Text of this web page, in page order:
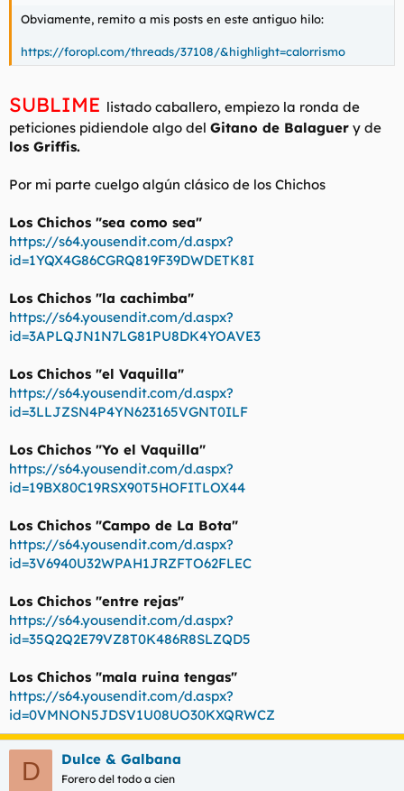
Obviamente, remito a mis posts en este antiguo hilo:
https://foropl.com/threads/37108/&highlight=calorrismo
SUBLIME listado caballero, empiezo la ronda de
peticiones pidiendole algo del Gitano de Balaguer y de
los Griffis.
Por mi parte cuelgo algún clásico de los Chichos
Los Chichos "sea como sea"
https://s64.yousendit.com/d.aspx?
id=1YQX4G86CGRQ819F39DWDETK8I
Los Chichos "la cachimba"
https://s64.yousendit.com/d.aspx?
id=3APLQJN1N7LG81PU8DK4YOAVE3
Los Chichos "el Vaquilla"
https://s64.yousendit.com/d.aspx?
id=3LLJZSN4P4YN623165VGNT0ILF
Los Chichos "Yo el Vaquilla"
https://s64.yousendit.com/d.aspx?
id=19BX80C19RSX90T5HOFITLOX44
Los Chichos "Campo de La Bota"
https://s64.yousendit.com/d.aspx?
id=3V6940U32WPAH1JRZFTO62FLEC
Los Chichos "entre rejas"
https://s64.yousendit.com/d.aspx?
id=35Q2Q2E79VZ8T0K486R8SLZQD5
Los Chichos "mala ruina tengas"
https://s64.yousendit.com/d.aspx?
id=0VMNON5JDSV1U08UO30KXQRWCZ
D Dulce & Galbana
Forero del todo a cien